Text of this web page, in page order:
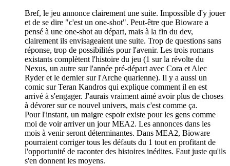
Bref, le jeu annonce clairement une suite. Impossible d'y jouer
et de se dire "c'est un one-shot". Peut-être que Bioware a
pensé à une one-shot au départ, mais à la fin du dev,
clairement ils envisageaient une suite. Trop de questions sans
réponse, trop de possibilités pour l'avenir. Les trois romans
existants complètent l'histoire du jeu (1 sur la révolte du
Nexus, un autre sur l'année pré-départ avec Cora et Alec
Ryder et le dernier sur l'Arche quarienne). Il y a aussi un
comic sur Teran Kandros qui explique comment il en est
arrivé à s'engager. J'aurais vraiment aimé avoir plus de choses
à dévorer sur ce nouvel univers, mais c'est comme ça.
Pour l'instant, un maigre espoir existe pour les gens comme
moi de voir arriver un jour MEA2. Les annonces dans les
mois à venir seront déterminantes. Dans MEA2, Bioware
pourraient corriger tous les défauts du 1 tout en profitant de
l'opportunité de raconter des histoires inédites. Faut juste qu'ils
s'en donnent les moyens.